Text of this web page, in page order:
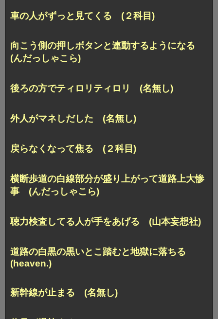
車の人がずっと見てくる (２科目)
向こう側の押しボタンと連動するようになる
(んだっしゃこら)
後ろの方でティロリティロリ (名無し)
外人がマネしだした (名無し)
戻らなくなって焦る (２科目)
横断歩道の白線部分が盛り上がって道路上大惨
事 (んだっしゃこら)
聴力検査してる人が手をあげる (山本妄想社)
道路の白黒の黒いとこ踏むと地獄に落ちる
(heaven.)
新幹線が止まる (名無し)